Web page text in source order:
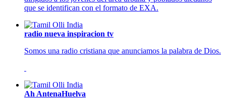
que se identifican con el formato de EXA.
radio nueva inspiracion tv
Somos una radio cristiana que anunciamos la palabra de Dios.
Ah AntenaHuelva